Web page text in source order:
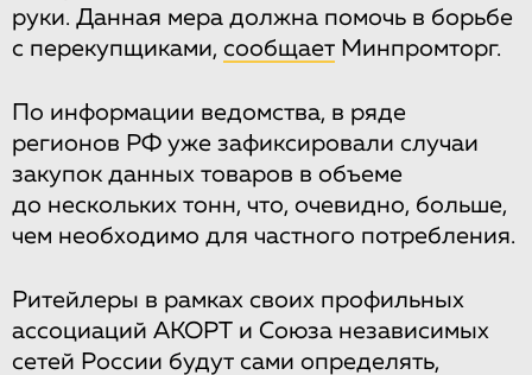
руки. Данная мера должна помочь в борьбе
с перекупщиками, сообщает Минпромторг.
По информации ведомства, в ряде
регионов РФ уже зафиксировали случаи
закупок данных товаров в объеме
до нескольких тонн, что, очевидно, больше,
чем необходимо для частного потребления.
Ритейлеры в рамках своих профильных
ассоциаций АКОРТ и Союза независимых
сетей России будут сами определять,